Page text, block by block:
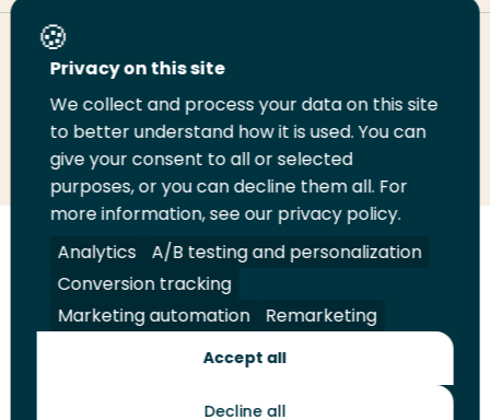
Deel deze pagina
Deel
LinkedIn
Deel
op
Twitter
Deel
op
Facebook
Email
deze
pagina
Print
deze
pagina
Volg
ons
op
LinkedIn
Volg
ons
op
Facebook
Volg
ons
op
YouTube
Volg
ons
op
Instagram
Juridisch Security A-Z Index
Privacy on this site
We collect and process your data on this site
to better understand how it is used. You can
give your consent to all or selected
purposes, or you can decline them all. For
more information, see our privacy policy.
Analytics
A/B testing and personalization
Conversion tracking
Marketing automation
Remarketing
Accept all
Decline all